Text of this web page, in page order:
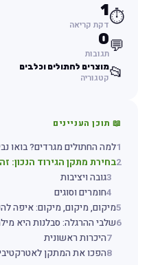
⏱️
1
דקת קריאה
💬
0
תגובות
📂מוצרים לחתולים וכלבים
קטגוריה
📖 תוכן העניינים
למה החתולים מגרדים? בואו
2בחירת מתקן הגירוד הנכון:
גובה ויציבות
חומרים וסוגים
מיקום, מיקום, מיקום: איפה
6שלבי ההרגלה: סבלנות היא
7היכרות ראשונית
8הפכו את המתקן לאטרקטיבי